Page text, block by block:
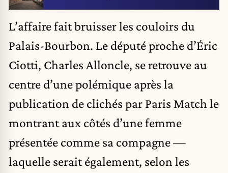
L’affaire fait bruisser les couloirs du
Palais-Bourbon. Le député proche d’Éric
Ciotti, Charles Alloncle, se retrouve au
centre d’une polémique après la
publication de clichés par Paris Match le
montrant aux côtés d’une femme
présentée comme sa compagne —
laquelle serait également, selon les